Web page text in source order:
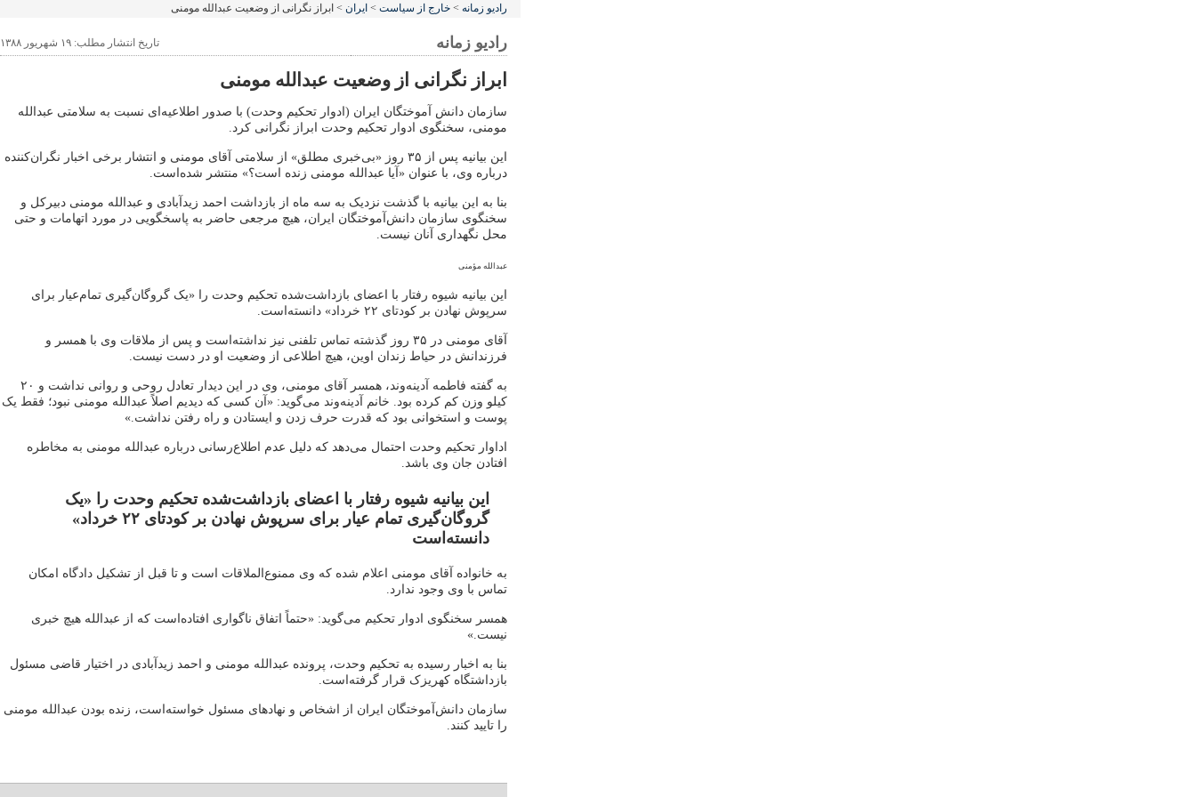
رادیو زمانه > خارج از سیاست > ایران > ابراز نگرانی از وضعیت عبدالله مومنی
رادیو زمانه تاریخ انتشار مطلب: ۱۹ شهریور ۱۳۸۸
ابراز نگرانی از وضعیت عبدالله مومنی
سازمان دانش آموختگان ایران (ادوار تحکیم وحدت) با صدور اطلاعیه‌ای نسبت به سلامتی عبدالله
مومنی، سخنگوی ادوار تحکیم وحدت ابراز نگرانی کرد.
این بیانیه پس از ۳۵ روز «بی‌خبری مطلق» از سلامتی آقای مومنی و انتشار برخی اخبار نگران‌کننده
درباره وی، با عنوان «آیا عبدالله مومنی زنده است؟» منتشر شده‌است.
بنا به این بیانیه با گذشت نزدیک به سه ماه از بازداشت احمد زیدآبادی و عبدالله مومنی دبیرکل و
سخنگوی سازمان دانش‌آموختگان ایران، هیچ مرجعی حاضر به پاسخگویی در مورد اتهامات و حتی
محل نگهداری آنان نیست.
عبدالله مؤمنی
این بیانیه شیوه رفتار با اعضای بازداشت‌شده تحکیم وحدت را «یک گروگان‌گیری تمام‌عیار برای
سرپوش نهادن بر کودتای ۲۲ خرداد» دانسته‌است.
آقای مومنی در ۳۵ روز گذشته تماس تلفنی نیز نداشته‌است و پس از ملاقات وی با همسر و
فرزندانش در حیاط زندان اوین، هیچ اطلاعی از وضعیت او در دست نیست.
به گفته فاطمه آدینه‌وند، همسر آقای مومنی، وی در این دیدار تعادل روحی و روانی نداشت و ۲۰
کیلو وزن کم کرده بود. خانم آدینه‌وند می‌گوید: «آن کسی که دیدیم اصلاً عبدالله مومنی نبود؛ فقط یک
پوست و استخوانی بود که قدرت حرف زدن و ایستادن و راه رفتن نداشت.»
اداوار تحکیم وحدت احتمال می‎‌دهد که دلیل عدم اطلاع‌رسانی درباره عبدالله مومنی به مخاطره
افتادن جان وی باشد.
این بیانیه شیوه رفتار با اعضای بازداشت‌شده تحکیم وحدت را «یک
گروگان‌گیری تمام عیار برای سرپوش نهادن بر کودتای ۲۲ خرداد»
دانسته‌است
به خانواده آقای مومنی اعلام شده که وی ممنوع‌الملاقات است و تا قبل از تشکیل دادگاه امکان
تماس با وی وجود ندارد.
همسر سخنگوی ادوار تحکیم می‌گوید: «حتماً اتفاق ناگواری افتاده‌است که از عبدالله هیچ خبری
نیست.»
بنا به اخبار رسیده به تحکیم وحدت، پرونده عبدالله مومنی و احمد زیدآبادی در اختیار قاضی مسئول
بازداشتگاه کهریزک قرار گرفته‌است.
سازمان دانش‌آموختگان ایران از اشخاص و نهادهای مسئول خواسته‌است، زنده بودن عبدالله مومنی
را تایید کنند.